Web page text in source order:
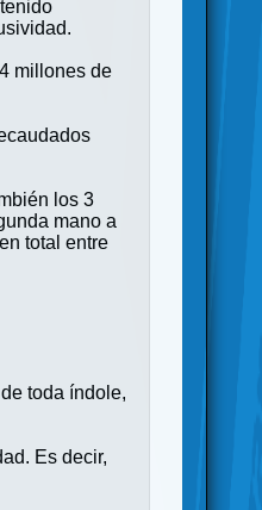
millones de
los 3
mano a
total entre
toda índole,
Es decir,